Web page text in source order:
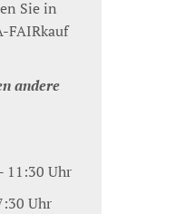
Sie in
FAIRkauf
andere
11:30 Uhr
Uhr